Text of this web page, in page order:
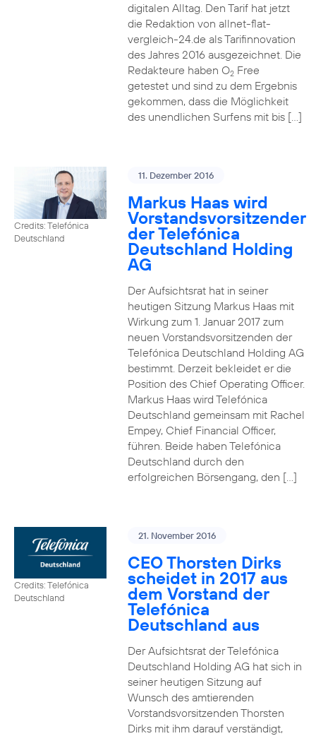
digitalen Alltag. Den Tarif hat jetzt
die Redaktion von allnet-flat-
vergleich-24.de als Tarifinnovation
des Jahres 2016 ausgezeichnet. Die
Redakteure haben O2Free
getestet und sind zu dem Ergebnis
gekommen, dass die Möglichkeit
des unendlichen Surfens mit bis […]
Credits: Telefónica
Deutschland
11. Dezember 2016
Markus Haas wird
Vorstandsvorsitzender
der Telefónica
Deutschland Holding
AG
Der Aufsichtsrat hat in seiner
heutigen Sitzung Markus Haas mit
Wirkung zum 1. Januar 2017 zum
neuen Vorstandsvorsitzenden der
Telefónica Deutschland Holding AG
bestimmt. Derzeit bekleidet er die
Position des Chief Operating Officer.
Markus Haas wird Telefónica
Deutschland gemeinsam mit Rachel
Empey, Chief Financial Officer,
führen. Beide haben Telefónica
Deutschland durch den
erfolgreichen Börsengang, den […]
Credits: Telefónica
Deutschland
21. November 2016
CEO Thorsten Dirks
scheidet in 2017 aus
dem Vorstand der
Telefónica
Deutschland aus
Der Aufsichtsrat der Telefónica
Deutschland Holding AG hat sich in
seiner heutigen Sitzung auf
Wunsch des amtierenden
Vorstandsvorsitzenden Thorsten
Dirks mit ihm darauf verständigt,